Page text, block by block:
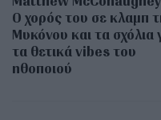
Ο χορός του σε κλαμπ
Μυκόνου και τα σχόλια
τα θετικά vibes του
ηθοποιού